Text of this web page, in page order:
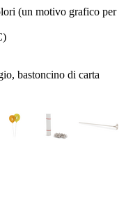
(un motivo grafico per
bastoncino di carta